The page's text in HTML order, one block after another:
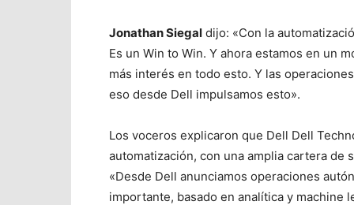
Jonathan Siegal dijo: «Con la
Es un Win to Win. Y ahora estamos en un
más interés en todo esto. Y las
eso desde Dell impulsamos esto».
Los voceros explicaron que Dell Dell
automatización, con una amplia cartera de
«Desde Dell anunciamos operaciones
importante, basado en analítica y machine